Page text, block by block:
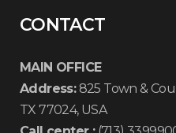
CONTACT
MAIN OFFICE
Address:825 Town &
TX 77024, USA